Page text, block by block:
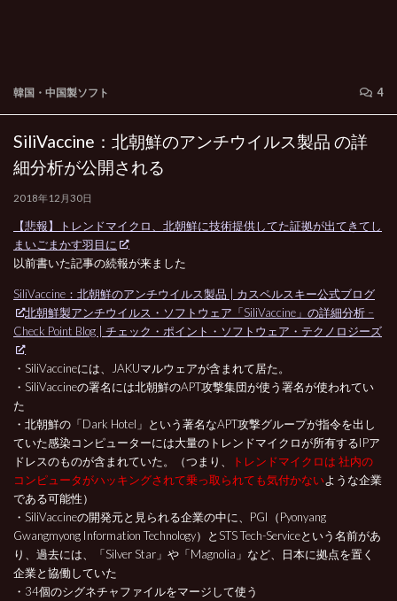
韓国・中国製ソフト 4
SiliVaccine：北朝鮮のアンチウイルス製品 の詳
細分析が公開される
2018年12月30日
【悲報】トレンドマイクロ、北朝鮮に技術提供してた証拠が出てきてし
まいごまかす羽目に
以前書いた記事の続報が来ました
SiliVaccine：北朝鮮のアンチウイルス製品 | カスペルスキー公式ブログ
北朝鮮製アンチウイルス・ソフトウェア「SiliVaccine」の詳細分析 –
Check Point Blog | チェック・ポイント・ソフトウェア・テクノロジーズ
・SiliVaccineには、JAKUマルウェアが含まれて居た。
・SiliVaccineの署名には北朝鮮のAPT攻撃集団が使う署名が使われてい
た
・北朝鮮の「Dark Hotel」という著名なAPT攻撃グループが指令を出し
ていた感染コンピューターには大量のトレンドマイクロが所有するIPア
ドレスのものが含まれていた。（つまり、
トレンドマイクロは 社内の
コンピュータがハッキングされて乗っ取られても気付かないような企業
である可能性）
・SiliVaccineの開発元と見られる企業の中に、PGI（Pyonyang
Gwangmyong Information Technology）とSTS Tech-Serviceという名前があ
り、過去には、「Silver Star」や「Magnolia」など、日本に拠点を置く
企業と協働していた
・34個のシグネチャファイルをマージして使う